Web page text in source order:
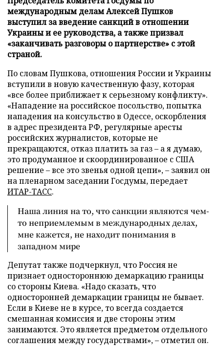
международным делам Алексей Пушков
выступил за введение санкций в отношении
Украины и ее руководства, а также призвал
«заканчивать разговоры о партнерстве» с этой
страной.
По словам Пушкова, отношения России и Украины
вступили в новую качественную фазу, которая
«все более приближает к серьезному конфликту».
«Нападение на российское посольство, попытка
нападения на консульство в Одессе, оскорбления
в адрес президента РФ, регулярные аресты
российских журналистов, которые не
прекращаются, отказ платить за газ – а я думаю,
это продуманное и скоординированное с США
решение – все это звенья одной цепи», – заявил он
на пленарном заседании Госдумы, передает
ИТАР-ТАСС.
Наша линия на то, что санкции являются чем-
то неприемлемым в международных делах,
мне кажется, не находит понимания в
западном мире
Депутат также подчеркнул, что Россия не
признает одностороннюю демаркацию границы
со стороны Киева. «Надо сказать, что
односторонней демаркации границы не бывает.
Если в Киеве не в курсе, то всегда создается
смешанная комиссия и две стороны этим
занимаются. Это является предметом отдельного
соглашения между государствами», – отметил он.